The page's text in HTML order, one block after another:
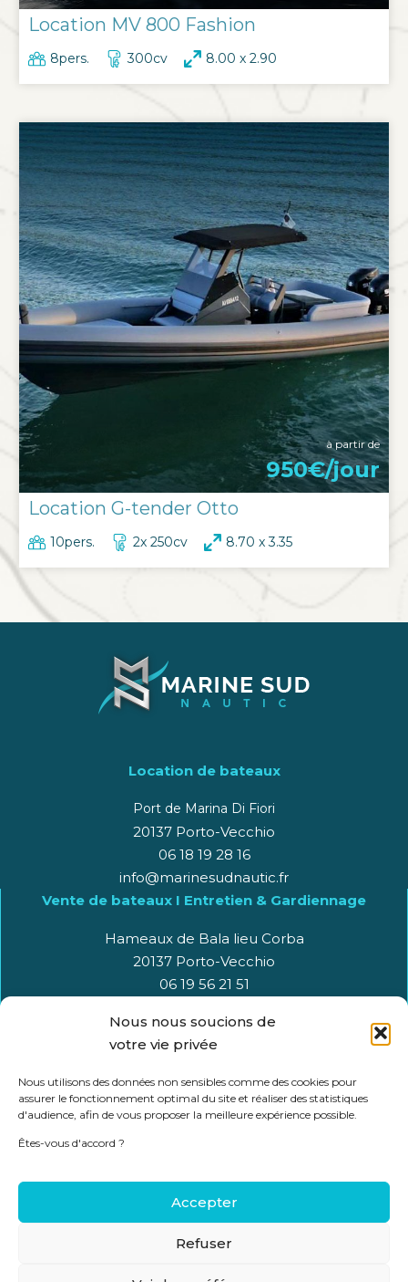
Nous nous soucions de
votre vie privée
Nous utilisons des données non sensibles comme des cookies pour
assurer le fonctionnement optimal du site et réaliser des statistiques
d'audience, afin de vous proposer la meilleure expérience possible.
Êtes-vous d'accord ?
Accepter
Refuser
Location MV 800 Fashion
8pers. 300cv 8.00 x 2.90
à partir de
950€/jour
Location G-tender Otto
10pers. 2x 250cv 8.70 x 3.35
Location de bateaux
Port de Marina Di Fiori
20137 Porto-Vecchio
06 18 19 28 16
info@marinesudnautic.fr
Vente de bateaux I Entretien & Gardiennage
Hameaux de Bala lieu Corba
20137 Porto-Vecchio
06 19 56 21 51
Services MSN
Vente de bateaux
Maintenance & gestion